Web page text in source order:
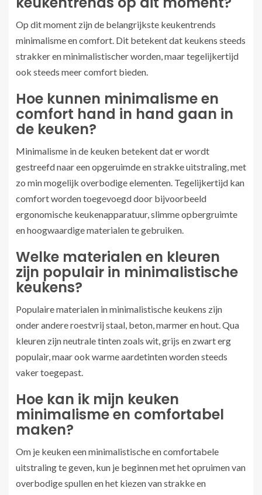
Op dit moment zijn de belangrijkste keukentrends
minimalisme en comfort. Dit betekent dat keukens steeds
strakker en minimalistischer worden, maar tegelijkertijd
ook steeds meer comfort bieden.
Hoe kunnen minimalisme en
comfort hand in hand gaan in
de keuken?
Minimalisme in de keuken betekent dat er wordt
gestreefd naar een opgeruimde en strakke uitstraling, met
zo min mogelijk overbodige elementen. Tegelijkertijd kan
comfort worden toegevoegd door bijvoorbeeld
ergonomische keukenapparatuur, slimme opbergruimte
en hoogwaardige materialen te gebruiken.
Welke materialen en kleuren
zijn populair in minimalistische
keukens?
Populaire materialen in minimalistische keukens zijn
onder andere roestvrij staal, beton, marmer en hout. Qua
kleuren zijn neutrale tinten zoals wit, grijs en zwart erg
populair, maar ook warme aardetinten worden steeds
vaker toegepast.
Hoe kan ik mijn keuken
minimalisme en comfortabel
maken?
Om je keuken een minimalistische en comfortabele
uitstraling te geven, kun je beginnen met het opruimen van
overbodige spullen en het kiezen van strakke en